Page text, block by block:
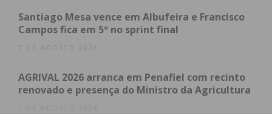
Belenenses e Chaves e as negociações para
redução de salários aos profissionais dos Clubes. O
FC Paços de Ferreira está, a par do SC Braga e
Santiago Mesa vence em Albufeira e Francisco
Campos fica em 5º no sprint final
7 DE AGOSTO 2026
AGRIVAL 2026 arranca em Penafiel com recinto
renovado e presença do Ministro da Agricultura
7 DE AGOSTO 2026